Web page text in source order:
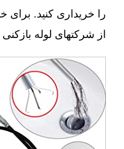
را خریداری کنید. برای
از شرکتهای لوله